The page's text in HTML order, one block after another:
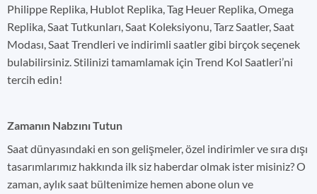
Philippe Replika, Hublot Replika, Tag Heuer Replika, Omega
Replika, Saat Tutkunları, Saat Koleksiyonu, Tarz Saatler, Saat
Modası, Saat Trendleri ve indirimli saatler gibi birçok seçenek
bulabilirsiniz. Stilinizi tamamlamak için Trend Kol Saatleri’ni
tercih edin!
Zamanın Nabzını Tutun
Saat dünyasındaki en son gelişmeler, özel indirimler ve sıra dışı
tasarımlarımız hakkında ilk siz haberdar olmak ister misiniz? O
zaman, aylık saat bültenimize hemen abone olun ve